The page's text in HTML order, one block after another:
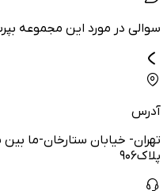
سوالی در مورد این مجموعه
آدرس
تهران- خیابان ستارخان‌-ما
پلاک۹۰۶